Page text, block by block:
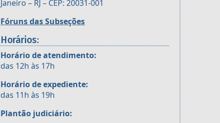
Janeiro – RJ – CEP: 20031-001
Fóruns das Subseções
Horários:
Horário de atendimento:
das 12h às 17h
Horário de expediente:
das 11h às 19h
Plantão judiciário: